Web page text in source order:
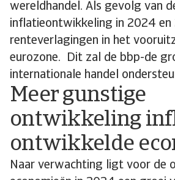
wereldhandel. Als gevolg van
inflatieontwikkeling in 2024 en
renteverlagingen in het
eurozone. Dit zal de bbp-de
internationale handel
Meer gunstige
ontwikkeling
ontwikkelde
Naar verwachting ligt voor de